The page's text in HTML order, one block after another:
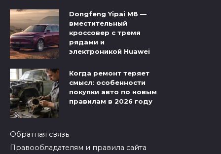
Dongfeng Yipai M8 —
вместительный
кроссовер с тремя
рядами и
электроникой Huawei
Когда ремонт теряет
смысл: особенности
покупки авто по новым
правилам в 2026 году
Обратная связь
Правообладателям и правила сайта